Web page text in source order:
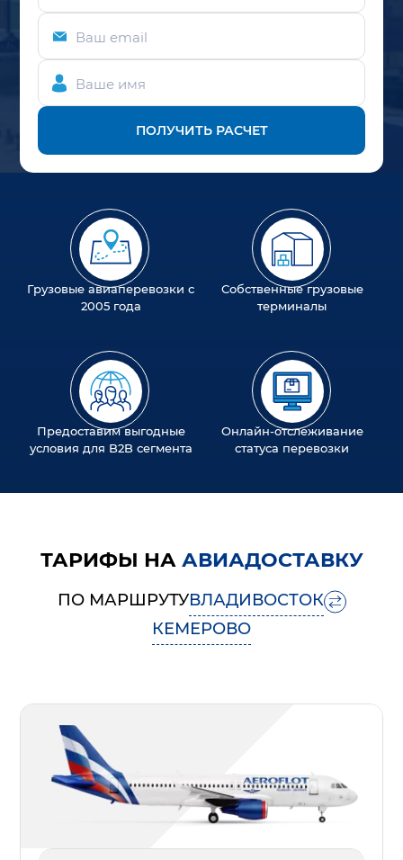
Ваш email
Ваше имя
ПОЛУЧИТЬ РАСЧЕТ
Грузовые авиаперевозки с
2005 года
Собственные грузовые
терминалы
Предоставим выгодные
условия для B2B сегмента
Онлайн-отслеживание
статуса перевозки
ТАРИФЫ НА АВИАДОСТАВКУ
ПО МАРШРУТУВЛАДИВОСТОК
КЕМЕРОВО